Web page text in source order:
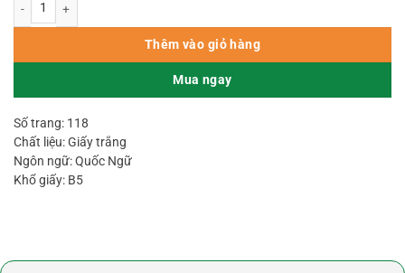
Thêm vào giỏ hàng
Mua ngay
Số trang: 118
Chất liệu: Giấy trắng
Ngôn ngữ: Quốc Ngữ
Khổ giấy: B5